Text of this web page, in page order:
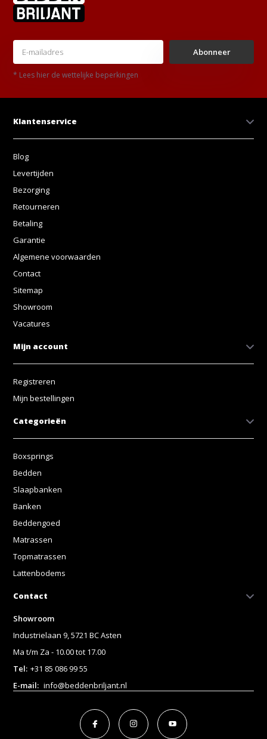
Abonneer
* Lees hier de wettelijke beperkingen
Klantenservice
Blog
Levertijden
Bezorging
Retourneren
Betaling
Garantie
Algemene voorwaarden
Contact
Sitemap
Showroom
Vacatures
Mijn account
Registreren
Mijn bestellingen
Categorieën
Boxsprings
Bedden
Slaapbanken
Banken
Beddengoed
Matrassen
Topmatrassen
Lattenbodems
Contact
Showroom
Industrielaan 9, 5721 BC Asten
Ma t/m Za - 10.00 tot 17.00
Tel: +31 85 086 99 55
E-mail: info@beddenbriljant.nl